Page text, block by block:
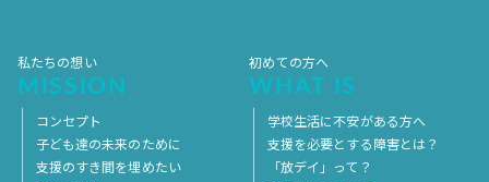
私たちの想い
MISSION
コンセプト
子ども達の未来のために
支援のすき間を埋めたい
初めての方へ
WHAT IS
学校生活に不安がある方へ
支援を必要とする障害とは？
「放デイ」って？